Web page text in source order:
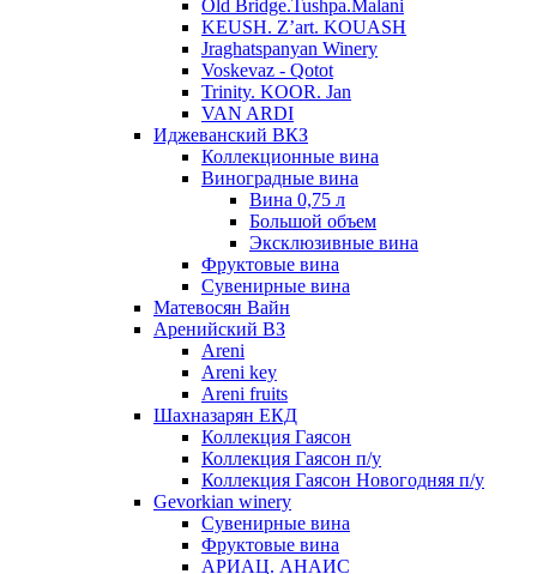
Old Bridge.Tushpa.Malani
KEUSH. Z’art. KOUASH
Jraghatspanyan Winery
Voskevaz - Qotot
Trinity. KOOR. Jan
VAN ARDI
Иджеванский ВКЗ
Коллекционные вина
Виноградные вина
Вина 0,75 л
Большой объем
Эксклюзивные вина
Фруктовые вина
Cувенирные вина
Матевосян Вайн
Аренийский ВЗ
Areni
Areni key
Areni fruits
Шахназарян ЕКД
Коллекция Гаясон
Коллекция Гаясон п/у
Коллекция Гаясон Новогодняя п/у
Gevorkian winery
Сувенирные вина
Фруктовые вина
АРИАЦ. АНАИС